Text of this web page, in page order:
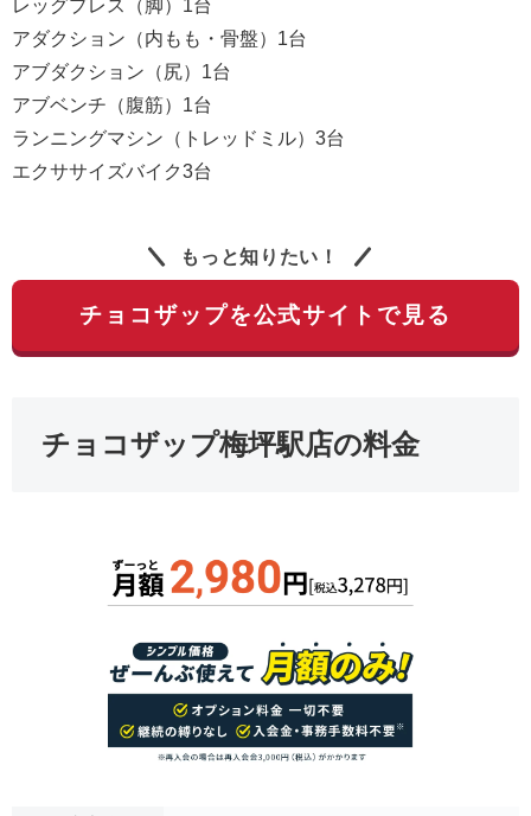
レッグプレス（脚）1台
アダクション（内もも・骨盤）1台
アブダクション（尻）1台
アブベンチ（腹筋）1台
ランニングマシン（トレッドミル）3台
エクササイズバイク3台
もっと知りたい！
チョコザップを公式サイトで見る
チョコザップ梅坪駅店の料金